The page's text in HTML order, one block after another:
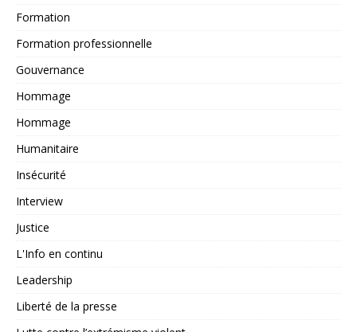
Formation
Formation professionnelle
Gouvernance
Hommage
Hommage
Humanitaire
Insécurité
Interview
Justice
L'Info en continu
Leadership
Liberté de la presse